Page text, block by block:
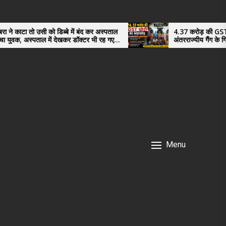
को डिब्बे में बंद कर अस्पताल
में देखकर डॉक्टर भी रह गए
4.37 करोड़ की GST चोरी का
अंतरराज्यीय गैंग के गिरफ़्तार तीनो
नगर के, साइबर ठगी छोड़ अपनाया नया
Menu